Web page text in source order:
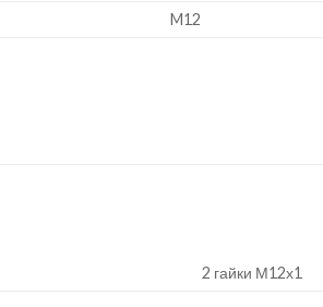
M12
2 гайки М12х1